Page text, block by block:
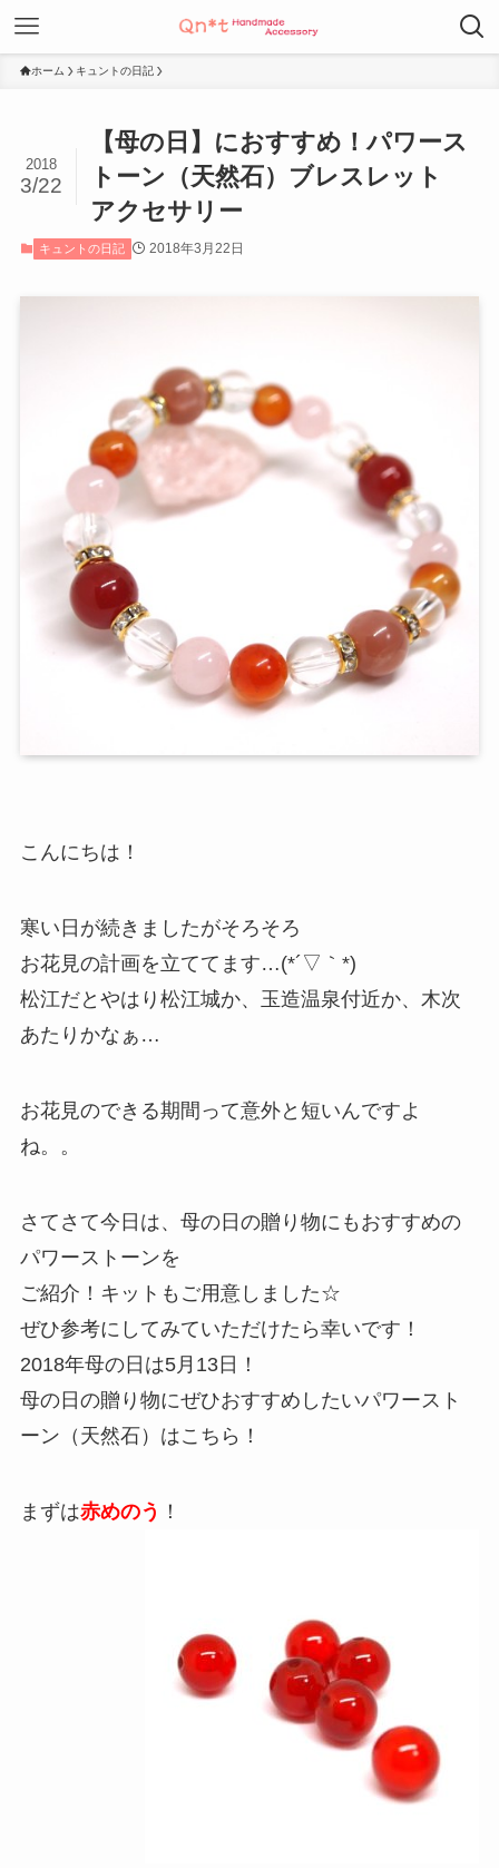
ホーム キュントの日記
【母の日】におすすめ！パワース
トーン（天然石）ブレスレット
アクセサリー
2018
3/22
キュントの日記 2018年3月22日
こんにちは！
寒い日が続きましたがそろそろ
お花見の計画を立ててます…(*´▽｀*)
松江だとやはり松江城か、玉造温泉付近か、木次
あたりかなぁ…
お花見のできる期間って意外と短いんですよ
ね。。
さてさて今日は、母の日の贈り物にもおすすめの
パワーストーンを
ご紹介！キットもご用意しました☆
ぜひ参考にしてみていただけたら幸いです！
2018年母の日は5月13日！
母の日の贈り物にぜひおすすめしたいパワースト
ーン（天然石）はこちら！
まずは赤めのう ！